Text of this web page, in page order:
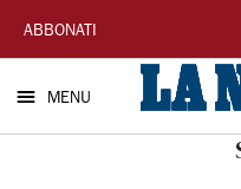
La
Nuova
Sardegna
ABBONATI
MENU